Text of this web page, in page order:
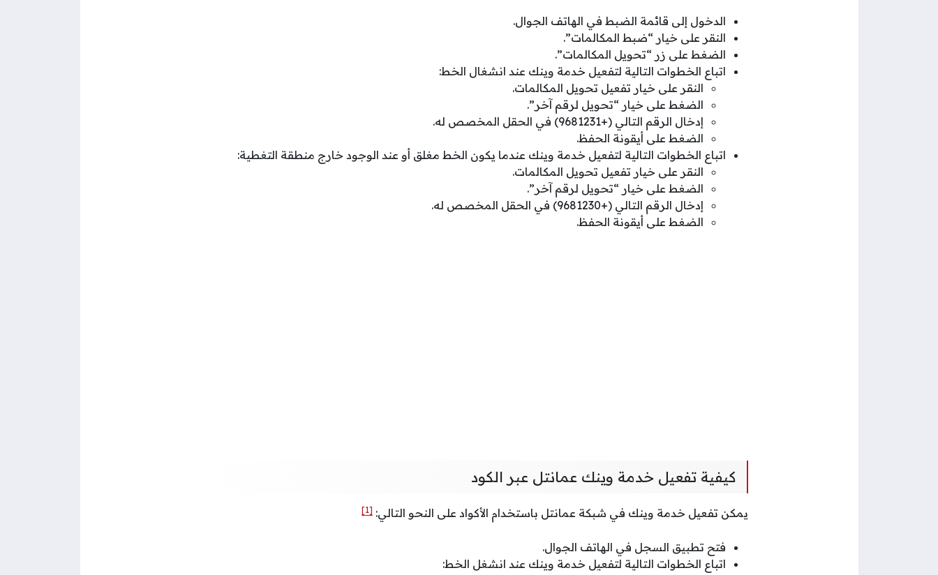
الدخول إلى قائمة الضبط في الهاتف الجوال.
النقر على خيار “ضبط المكالمات”.
الضغط على زر “تحويل المكالمات”.
اتباع الخطوات التالية لتفعيل خدمة وينك عند انشغال الخط:
النقر على خيار تفعيل تحويل المكالمات.
الضغط على خيار “تحويل لرقم آخر”.
إدخال الرقم التالي (+9681231) في الحقل المخصص له.
الضغط على أيقونة الحفظ.
اتباع الخطوات التالية لتفعيل خدمة وينك عندما يكون الخط مغلق أو عند الوجود خارج منطقة التغطية:
النقر على خيار تفعيل تحويل المكالمات.
الضغط على خيار “تحويل لرقم آخر”.
إدخال الرقم التالي (+9681230) في الحقل المخصص له.
الضغط على أيقونة الحفظ.
كيفية تفعيل خدمة وينك عمانتل عبر الكود
يمكن تفعيل خدمة وينك في شبكة عمانتل باستخدام الأكواد على النحو التالي: [1]
فتح تطبيق السجل في الهاتف الجوال.
اتباع الخطوات التالية لتفعيل خدمة وينك عند انشغل الخط: